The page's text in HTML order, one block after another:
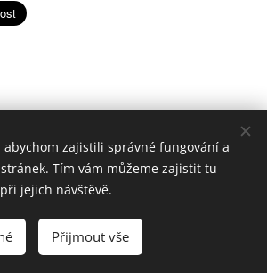
02 Nymburk, IČO:45829110,
nymburk@mocrs.cz
Cookies
abychom zajistili správné fungování a
Tím vám můžeme zajistit tu
jejich návštěvě.
Přijmout vše